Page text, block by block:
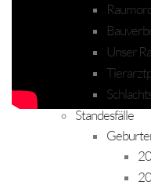
Unser
Standesfälle